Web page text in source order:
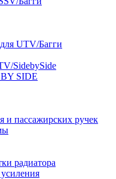
UTV/Багги
SidebySide
SIDE
и пассажирских ручек
радиатора